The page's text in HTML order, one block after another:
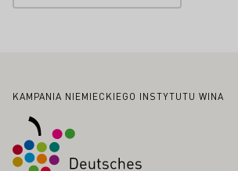
Stopka
KAMPANIA NIEMIECKIEGO INSTYTUTU WINA